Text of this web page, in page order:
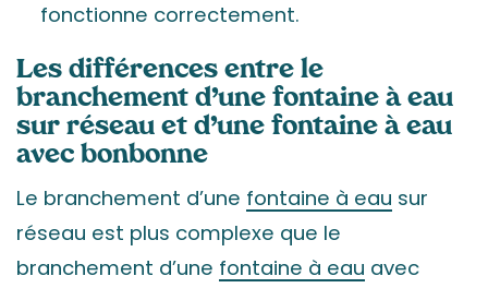
fonctionne correctement.
Les différences entre le
branchement d’une fontaine à eau
sur réseau et d’une fontaine à eau
avec bonbonne
Le branchement d’une fontaine à eau sur
réseau est plus complexe que le
branchement d’une fontaine à eau avec